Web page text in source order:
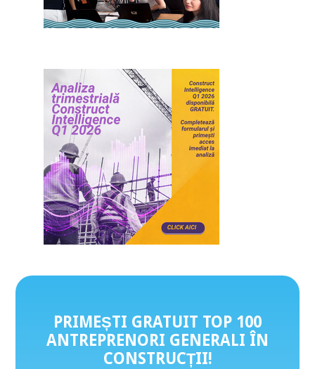
PRIMEȘTI GRATUIT TOP 100
ANTREPRENORI GENERALI ÎN
CONSTRUCȚII!